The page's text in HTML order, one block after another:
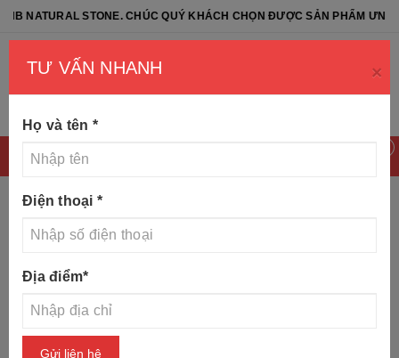
STONE. CHÚC QUÝ KHÁCH CHỌN ĐƯỢC SẢN PHẨM ƯNG Ý
TƯ VẤN NHANH ×
Họ và tên *
Điện thoại *
Địa điểm*
Gửi liên hệ